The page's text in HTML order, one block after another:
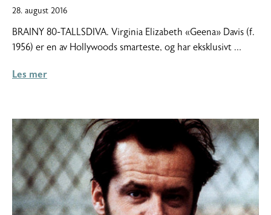
28. august 201610.
2016
BRAINY 80-TALLSDIVA. Virginia Elizabeth «Geena» Davis (f.
1956) er en av Hollywoods smarteste, og har eksklusivt …
Les mer